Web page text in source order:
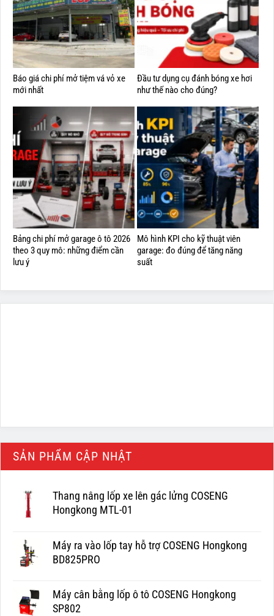
Báo giá chi phí mở tiệm vá vỏ xe
mới nhất
Đầu tư dụng cụ đánh bóng xe hơi
như thế nào cho đúng?
Bảng chi phí mở garage ô tô 2026
theo 3 quy mô: những điểm cần
lưu ý
Mô hình KPI cho kỹ thuật viên
garage: đo đúng để tăng năng
suất
SẢN PHẨM CẬP NHẬT
Thang nâng lốp xe lên gác lửng COSENG
Hongkong MTL-01
Máy ra vào lốp tay hỗ trợ COSENG Hongkong
BD825PRO
Máy cân bằng lốp ô tô COSENG Hongkong
SP802